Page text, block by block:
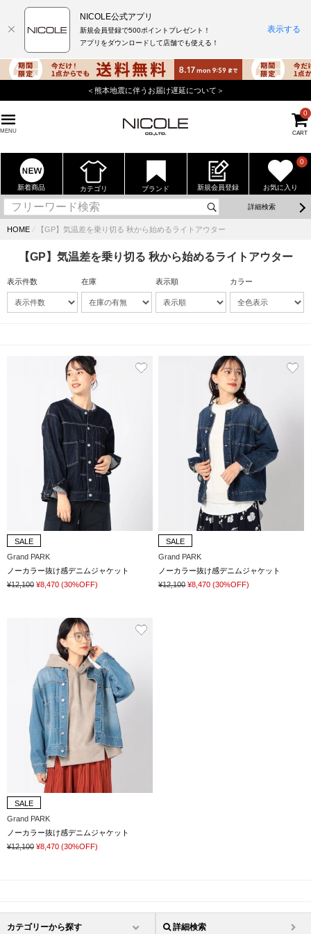
＜熊本地震に伴うお届け遅延について＞
MENU CART
0
新着商品 カテゴリ ブランド 新規会員登録 お気に入り
0
詳細検索
HOME ⁄ 【GP】気温差を乗り切る 秋から始めるライトアウター
【GP】気温差を乗り切る 秋から始めるライトアウター
表示件数 在庫 表示順 カラー
SALE
Grand PARK
ノーカラー抜け感デニムジャケット
¥12,100 ¥8,470 (30%OFF)
SALE
Grand PARK
ノーカラー抜け感デニムジャケット
¥12,100 ¥8,470 (30%OFF)
SALE
Grand PARK
ノーカラー抜け感デニムジャケット
¥12,100 ¥8,470 (30%OFF)
カテゴリーから探す 詳細検索
NICOLE公式アプリ
新規会員登録で500ポイントプレゼント！
アプリをダウンロードして店舗でも使える！
表示する